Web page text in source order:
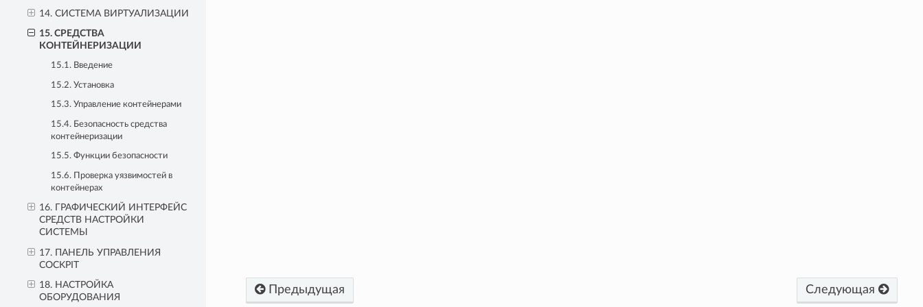
14. СИСТЕМА ВИРТУАЛИЗАЦИИ
15. СРЕДСТВА
КОНТЕЙНЕРИЗАЦИИ
15.1. Введение
15.2. Установка
15.3. Управление контейнерами
15.4. Безопасность средства
контейнеризации
15.5. Функции безопасности
15.6. Проверка уязвимостей в
контейнерах
16. ГРАФИЧЕСКИЙ ИНТЕРФЕЙС
СРЕДСТВ НАСТРОЙКИ
СИСТЕМЫ
17. ПАНЕЛЬ УПРАВЛЕНИЯ
COCKPIT
18. НАСТРОЙКА
ОБОРУДОВАНИЯ
Предыдущая Следующая